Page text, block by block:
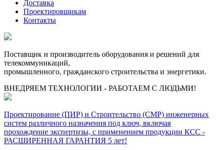
Доставка
Проектировщикам
Контакты
Поставщик и производитель оборудования и решений для
телекоммуникаций,
промышленного, гражданского строительства и энергетики.
ВНЕДРЯЕМ ТЕХНОЛОГИИ - РАБОТАЕМ С ЛЮДЬМИ!
Проектирование (ПИР) и Cтроительство (СМР) инженерных
систем различного назначения под ключ, включая
прохождение экспертизы, с применением продукции КСС -
РАСШИРЕННАЯ ГАРАНТИЯ 5 лет!